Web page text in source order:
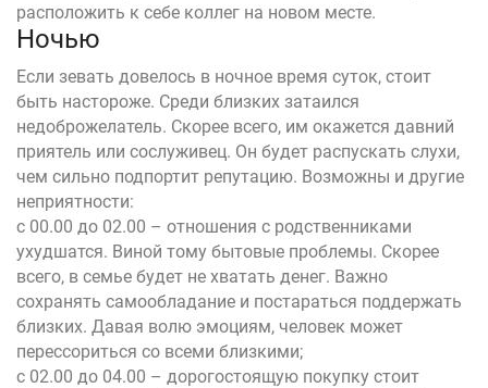
расположить к себе коллег на новом месте.
Ночью
Если зевать довелось в ночное время суток, стоит
быть настороже. Среди близких затаился
недоброжелатель. Скорее всего, им окажется давний
приятель или сослуживец. Он будет распускать слухи,
чем сильно подпортит репутацию. Возможны и другие
неприятности:
с 00.00 до 02.00 – отношения с родственниками
ухудшатся. Виной тому бытовые проблемы. Скорее
всего, в семье будет не хватать денег. Важно
сохранять самообладание и постараться поддержать
близких. Давая волю эмоциям, человек может
перессориться со всеми близкими;
с 02.00 до 04.00 – дорогостоящую покупку стоит